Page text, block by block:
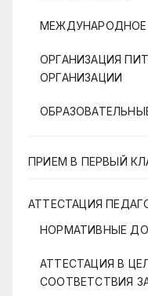
ОРГАНИЗАЦИЯ
ОРГАНИЗАЦИИ
ПРИЕМ В ПЕРВЫЙ
АТТЕСТАЦИЯ
НОРМАТИВНЫЕ
АТТЕСТАЦИЯ В
СООТВЕТСТВИЯ